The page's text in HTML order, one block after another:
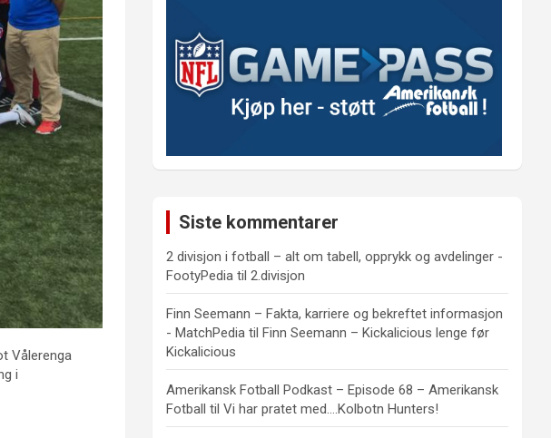
Vålerenga
i
Siste kommentarer
2 divisjon i fotball – alt om tabell, opprykk og avdelinger -
FootyPedia til2.divisjon
Finn Seemann – Fakta, karriere og bekreftet informasjon
- MatchPedia tilFinn Seemann – Kickalicious lenge før
Kickalicious
Amerikansk Fotball Podkast – Episode 68 – Amerikansk
Fotball tilVi har pratet med….Kolbotn Hunters!